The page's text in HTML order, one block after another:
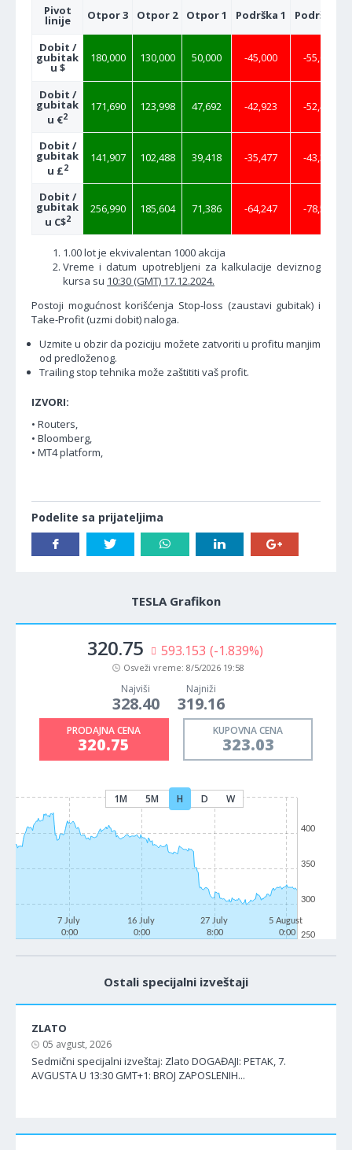
Pivot
linije Otpor 3 Otpor 2 Otpor 1 Podrška 1 Podrška 2
Dobit /
gubitak
u $
180,000 130,000 50,000 -45,000 -55,000
Dobit /
gubitak
u €2
171,690 123,998 47,692 -42,923 -52,461
Dobit /
gubitak
u £2
141,907 102,488 39,418 -35,477 -43,360
Dobit /
gubitak
u C$2
256,990 185,604 71,386 -64,247 -78,525
1.00 lot je ekvivalentan 1000 akcija
Vreme i datum upotrebljeni za kalkulacije deviznog
kursa su 10:30 (GMT) 17.12.2024.
Postoji mogućnost korišćenja Stop-loss (zaustavi gubitak) i
Take-Profit (uzmi dobit) naloga.
Uzmite u obzir da poziciju možete zatvoriti u profitu manjim
od predloženog.
Trailing stop tehnika može zaštititi vaš profit.
IZVORI:
• Routers,
• Bloomberg,
• MT4 platform,
Podelite sa prijateljima
TESLA Grafikon
320.75 593.153 (-1.839%)
Osveži vreme: 8/5/2026 19:58
Najviši
328.40
Najniži
319.16
PRODAJNA CENA
320.75
KUPOVNA CENA
323.03
1M 5M H D W
7 July
0:00
16 July
0:00
27 July
8:00
5 August
0:00
250
300
350
400
Ostali specijalni izveštaji
ZLATO
05 avgust, 2026
Sedmični specijalni izveštaj: Zlato DOGAĐAJI: PETAK, 7.
AVGUSTA U 13:30 GMT+1: BROJ ZAPOSLENIH...